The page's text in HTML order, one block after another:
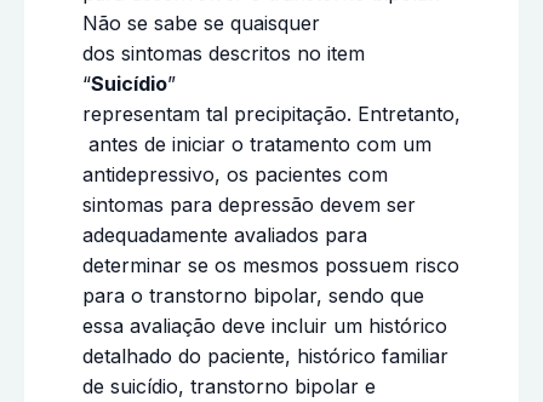
Não se sabe se quaisquer
dos sintomas descritos no item
“Suicídio”
representam tal precipitação. Entretanto,
antes de iniciar o tratamento com um
antidepressivo, os pacientes com
sintomas para depressão devem ser
adequadamente avaliados para
determinar se os mesmos possuem risco
para o transtorno bipolar, sendo que
essa avaliação deve incluir um histórico
detalhado do paciente, histórico familiar
de suicídio, transtorno bipolar e